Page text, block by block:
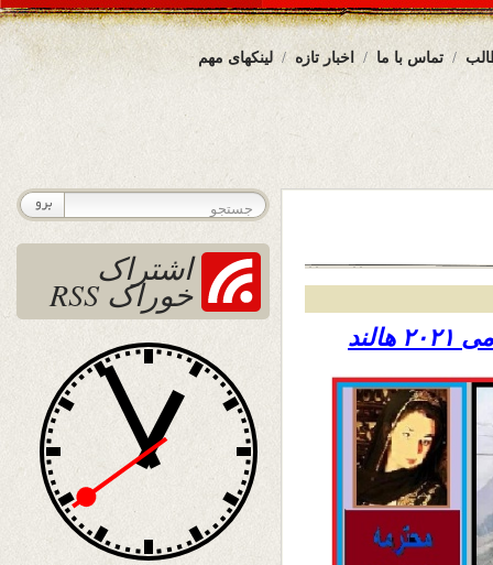
لینکهای مهم اخبار تازه تماس با ما
اشتراک
خوراک RSS